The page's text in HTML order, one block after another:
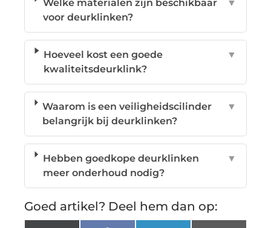
Welke materialen zijn beschikbaar
voor deurklinken?
▼
Hoeveel kost een goede
kwaliteitsdeurklink?
▼
Waarom is een veiligheidscilinder
belangrijk bij deurklinken?
▼
Hebben goedkope deurklinken
meer onderhoud nodig?
▼
Goed artikel? Deel hem dan op: